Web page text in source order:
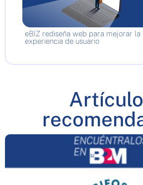
eBIZ rediseña web para mejorar la
experiencia de usuario